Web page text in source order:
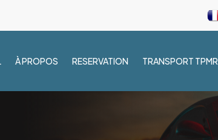
À PROPOS RESERVATION TRANSPORT TPMR